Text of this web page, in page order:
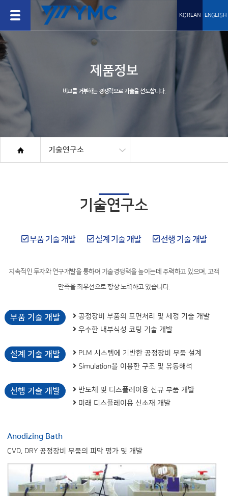
KOREAN ENGLISH
제품정보
비교를 거부하는 경쟁력으로 기술을 선도합니다.
기술연구소
기술연구소
부품 기술 개발 설계 기술 개발 선행 기술 개발
지속적인 투자와 연구개발을 통하여 기술경쟁력을 높이는데 주력하고 있으며, 고객
만족을 최우선으로 항상 노력하고 있습니다.
부품 기술 개발
공정장비 부품의 표면처리 및 세정 기술 개발
우수한 내부식성 코팅 기술 개발
설계 기술 개발
PLM 시스템에 기반한 공정장비 부품 설계
Simulation을 이용한 구조 및 유동해석
선행 기술 개발
반도체 및 디스플레이용 신규 부품 개발
미래 디스플레이용 신소재 개발
Anodizing Bath
CVD, DRY 공정장비 부품의 피막 평가 및 개발